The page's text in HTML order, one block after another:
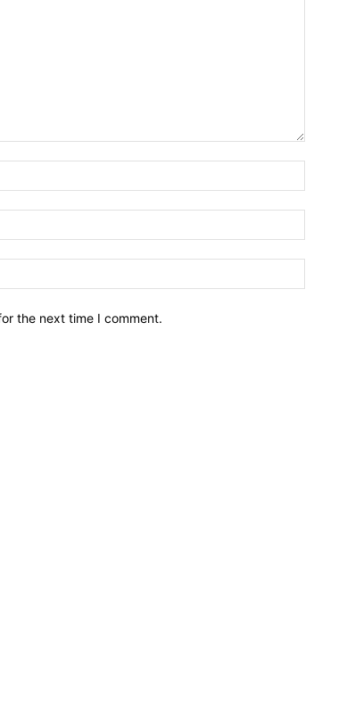
the next time I comment.